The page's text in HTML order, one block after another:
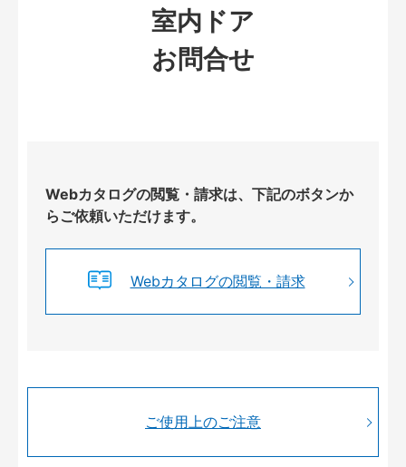
室内ドア
お問合せ
Webカタログの閲覧・請求は、下記のボタンか
らご依頼いただけます。
Webカタログの閲覧・請求
ご使用上のご注意